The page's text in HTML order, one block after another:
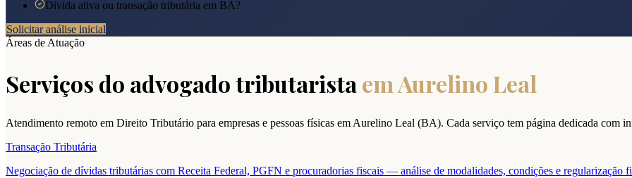
Dívida ativa ou transação tributária em BA?
Solicitar análise inicial
Áreas de Atuação
Serviços do advogado tributaristaemAurelino Leal
Atendimento remoto em Direito Tributário para empresas e pessoas físicas em Aurelino Leal (BA). Cada serviço tem página dedicada com
Transação Tributária
Negociação de dívidas tributárias com Receita Federal, PGFN e procuradorias fiscais — análise de modalidades, condições e regularização